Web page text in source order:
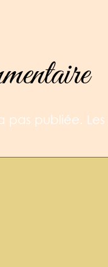
pas publiée.